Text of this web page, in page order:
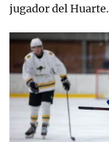
jugador del Huarte.